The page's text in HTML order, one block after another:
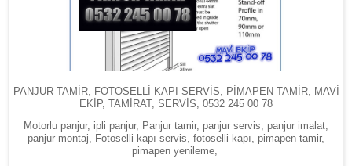
PANJUR TAMİR, FOTOSELLİ KAPI SERVİS, PİMAPEN TAMİR, MAVİ
EKİP, TAMİRAT, SERVİS, 0532 245 00 78
Motorlu panjur, ipli panjur, Panjur tamir, panjur servis, panjur imalat,
panjur montaj, Fotoselli kapı servis, fotoselli kapı, pimapen tamir,
pimapen yenileme,